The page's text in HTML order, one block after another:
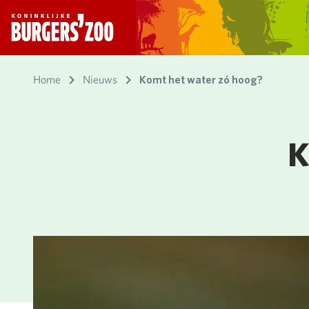
- Homepagina
Home Nieuws Komt het water zó hoog?